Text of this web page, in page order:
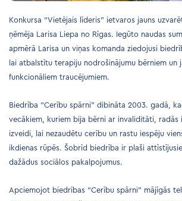
Konkursa “Vietējais līderis” ietvaros jauns
ņēmēja Larisa Liepa no Rīgas. Iegūto naudas
apmērā Larisa un viņas komanda ziedojusi
lai atbalstītu terapiju nodrošinājumu bērniem un
funkcionāliem traucējumiem.
Biedrība “Cerību spārni” dibināta 2003. gadā,
vecākiem, kuriem bija bērni ar invaliditāti, radās
izveidi, lai nezaudētu cerību un rastu iespēju
ikdienas rūpēs. Šobrīd biedrība ir plaši
dažādus sociālos pakalpojumus.
Apciemojot biedrības “Cerību spārni” mājīgās